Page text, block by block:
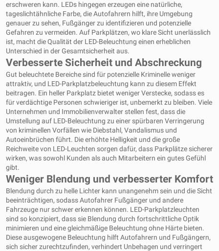
erschweren kann. LEDs hingegen erzeugen eine natürliche,
tageslichtähnliche Farbe, die Autofahrern hilft, ihre Umgebung
genauer zu sehen, Fußgänger zu identifizieren und potenzielle
Gefahren zu vermeiden. Auf Parkplätzen, wo klare Sicht unerlässlich
ist, macht die Qualität der LED-Beleuchtung einen erheblichen
Unterschied in der Gesamtsicherheit aus.
Verbesserte Sicherheit und Abschreckung
Gut beleuchtete Bereiche sind für potenzielle Kriminelle weniger
attraktiv, und LED-Parkplatzbeleuchtung kann zu diesem Effekt
beitragen. Ein heller Parkplatz bietet weniger Verstecke, sodass es
für verdächtige Personen schwieriger ist, unbemerkt zu bleiben. Viele
Unternehmen und Immobilienverwalter stellen fest, dass die
Umstellung auf LED-Beleuchtung zu einer spürbaren Verringerung
von kriminellen Vorfällen wie Diebstahl, Vandalismus und
Autoeinbrüchen führt. Die erhöhte Helligkeit und die große
Reichweite von LED-Leuchten sorgen dafür, dass Parkplätze sicherer
wirken, was sowohl Kunden als auch Mitarbeitern ein gutes Gefühl
gibt.
Weniger Blendung und verbesserter Komfort
Blendung durch zu helle Lichter kann unangenehm sein und die Sicht
beeinträchtigen, sodass Autofahrer Fußgänger und andere
Fahrzeuge nur schwer erkennen können. LED-Parkplatzleuchten
sind so konzipiert, dass sie Blendung durch fortschrittliche Optik
minimieren und eine gleichmäßige Beleuchtung ohne Härte bieten.
Diese ausgewogene Beleuchtung hilft Autofahrern und Fußgängern,
sich sicher zurechtzufinden, verhindert Unbehagen und verringert